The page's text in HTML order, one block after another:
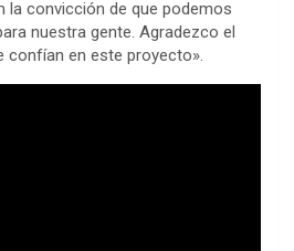
la convicción de que podemos
nuestra gente. Agradezco el
en este proyecto».